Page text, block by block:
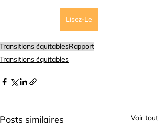
Lisez-Le
Transitions équitablesRapport
Transitions équitables
Posts similaires Voir tout